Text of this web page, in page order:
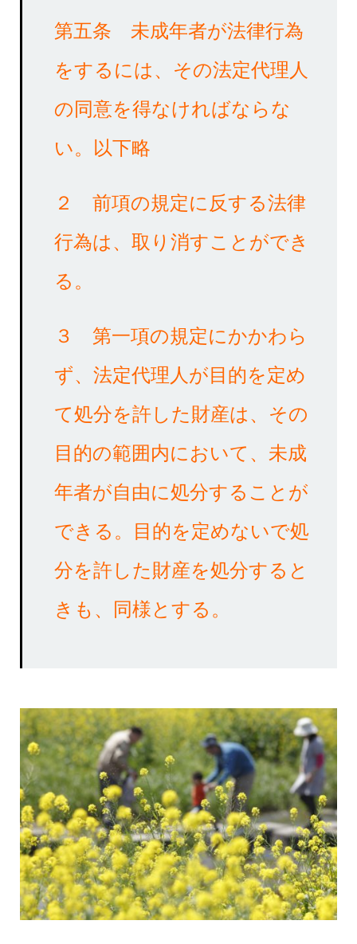
第五条 未成年者が法律行為
をするには、 その法定代理人
の同意を得なければならな
い。以下略
２ 前項の規定に反する法律
行為は、取り消すことができ
る。
３ 第一項の規定にかかわら
ず、 法定代理人が目的を定め
て処分を許した財産は、その
目的の範囲内において、未成
年者が自由に処分することが
できる 。
目的を定めないで処
分を許した財産を処分する と
きも、同様とする。